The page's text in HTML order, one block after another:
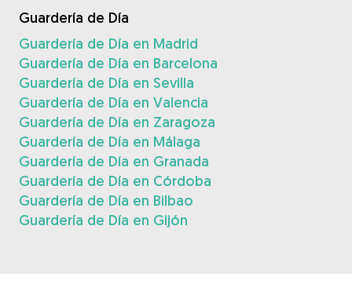
Guardería de Día
Guardería de Día en Madrid
Guardería de Día en Barcelona
Guardería de Día en Sevilla
Guardería de Día en Valencia
Guardería de Día en Zaragoza
Guardería de Día en Málaga
Guardería de Día en Granada
Guardería de Día en Córdoba
Guardería de Día en Bilbao
Guardería de Día en Gijón